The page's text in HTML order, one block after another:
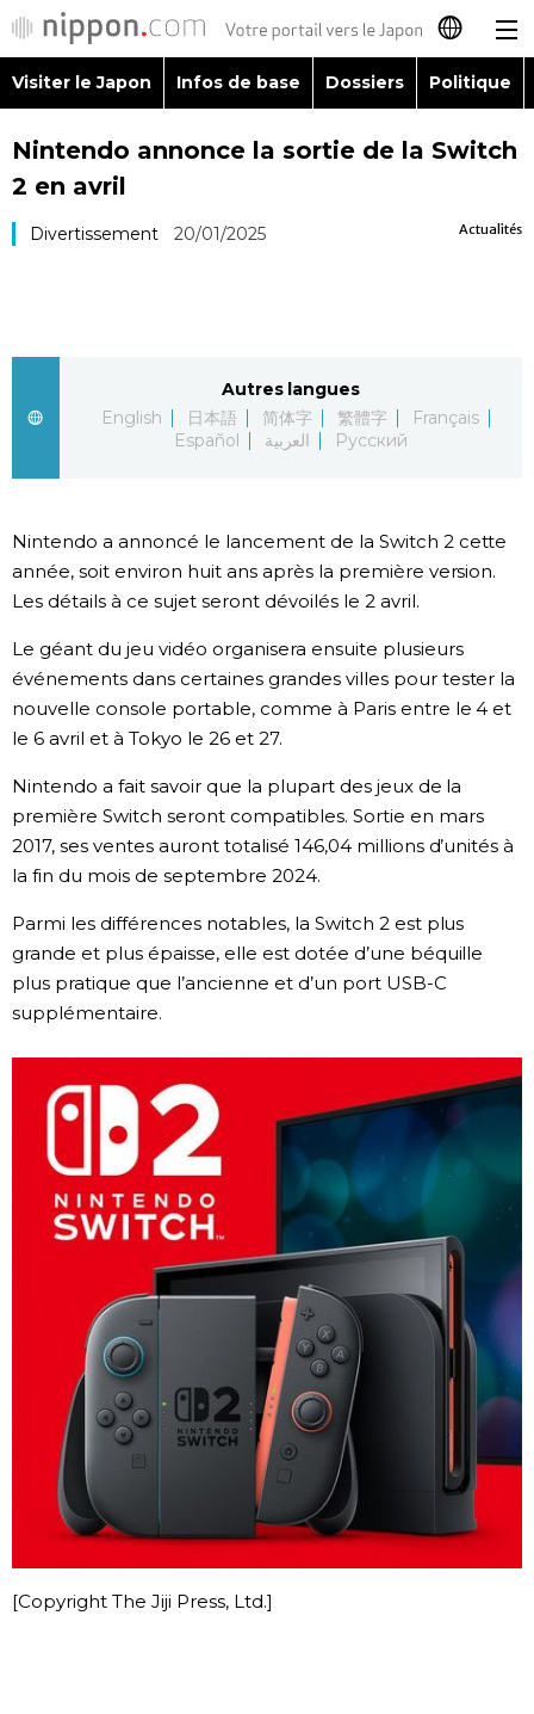
日本語
English
Русский
Visiter le Japon
Dossiers
Politique
Société
Culture
Gastronomie
En plus
Séries
Chroniques
Images
Vidéos
Visiter le Japon Infos de base Dossiers Politique
Nintendo annonce la sortie de la Switch
2 en avril
Actualités
Divertissement 20/01/2025
Autres langues
English
日本語 简体字 繁體字
Français
Español
العربية Русский
Nintendo a annoncé le lancement de la Switch 2 cette
année, soit environ huit ans après la première version.
Les détails à ce sujet seront dévoilés le 2 avril.
Le géant du jeu vidéo organisera ensuite plusieurs
événements dans certaines grandes villes pour tester la
nouvelle console portable, comme à Paris entre le 4 et
le 6 avril et à Tokyo le 26 et 27.
Nintendo a fait savoir que la plupart des jeux de la
première Switch seront compatibles. Sortie en mars
2017, ses ventes auront totalisé 146,04 millions d’unités à
la fin du mois de septembre 2024.
Parmi les différences notables, la Switch 2 est plus
grande et plus épaisse, elle est dotée d’une béquille
plus pratique que l’ancienne et d’un port USB-C
supplémentaire.
[Copyright The Jiji Press, Ltd.]